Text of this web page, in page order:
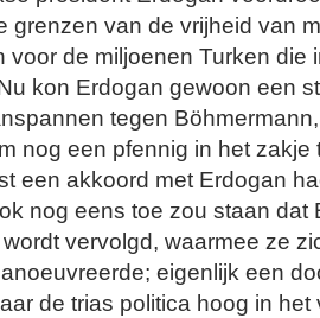
grenzen van de vrijheid van
voor de miljoenen Turken die
kon Erdogan gewoon een
tegen
nog een pfennig in het
een akkoord met Erdogan
nog eens toe zou staan dat
vervolgd, waarmee ze
eigenlijk een
de trias politica hoog in